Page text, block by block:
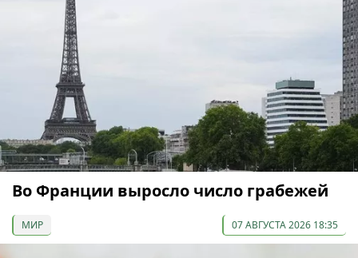
Во Франции выросло число грабежей
МИР 07 АВГУСТА 2026 18:35